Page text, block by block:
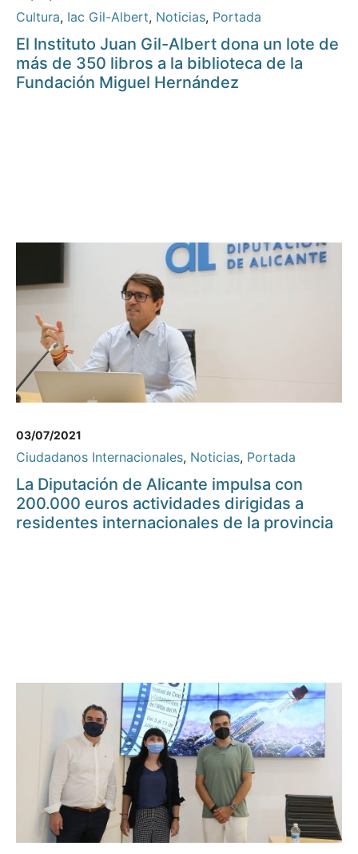
Cultura, Iac Gil-Albert, Noticias, Portada
El Instituto Juan Gil-Albert dona un lote de
más de 350 libros a la biblioteca de la
Fundación Miguel Hernández
03/07/2021
Ciudadanos Internacionales, Noticias, Portada
La Diputación de Alicante impulsa con
200.000 euros actividades dirigidas a
residentes internacionales de la provincia